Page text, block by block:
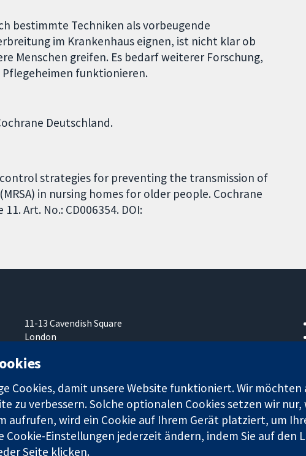
bestimmte Techniken als vorbeugende
im Krankenhaus eignen, ist nicht klar ob
Menschen greifen. Es bedarf weiterer Forschung,
funktionieren.
Deutschland.
control strategies for preventing the transmission of
in nursing homes for older people. Cochrane
Art. No.: CD006354. DOI:
11-13 Cavendish Square
London
Vereinigtes Königreich
1045921) und in England und in Wales als eine Gesellschaft mit
Cookies, damit unsere Website funktioniert. Wir
zu verbessern. Solche optionalen Cookies setzen wir nur,
aufrufen, wird ein Cookie auf Ihrem Gerät platziert, um
Cookie-Einstellungen jederzeit ändern, indem Sie auf den
Seite klicken.